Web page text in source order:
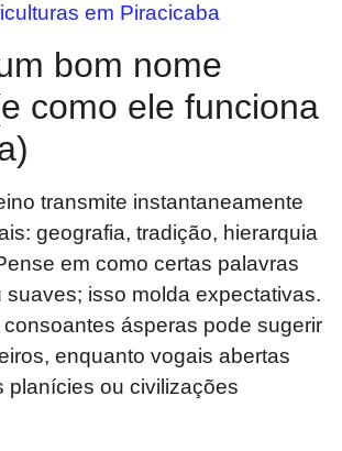
em Piracicaba
bom nome
como ele funciona
transmite instantaneamente
geografia, tradição, hierarquia
em como certas palavras
suaves; isso molda expectativas.
ásperas pode sugerir
enquanto vogais abertas
planícies ou civilizações